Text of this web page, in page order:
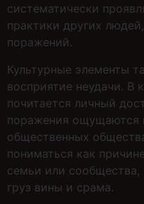
систематически
практики других
поражений.
Культурные элементы
восприятие неудачи. В
почитается личный
поражения ощущаются
общественных
пониматься как
семьи или сообщества,
груз вины и срама.